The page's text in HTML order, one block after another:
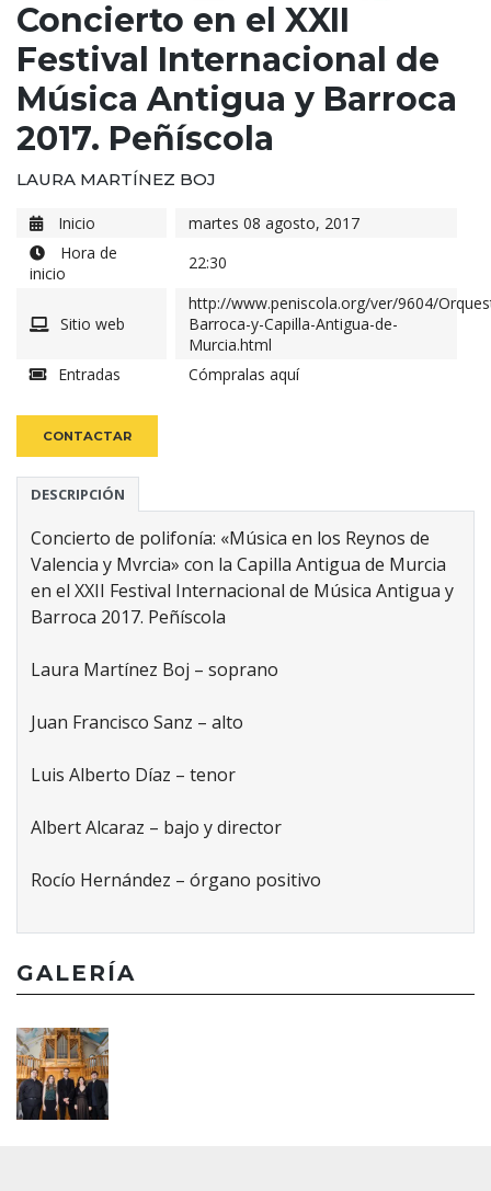
Concierto en el XXII
Festival Internacional de
Música Antigua y Barroca
2017. Peñíscola
LAURA MARTÍNEZ BOJ
Inicio
martes 08 agosto, 2017
Hora de
inicio
22:30
Sitio web
http://www.peniscola.org/ver/9604/
Barroca-y-Capilla-Antigua-de-
Murcia.html
Entradas
Cómpralas aquí
CONTACTAR
DESCRIPCIÓN
Concierto de polifonía: «Música en los Reynos de
Valencia y Mvrcia» con la Capilla Antigua de Murcia
en el XXII Festival Internacional de Música Antigua y
Barroca 2017. Peñíscola
Laura Martínez Boj – soprano
Juan Francisco Sanz – alto
Luis Alberto Díaz – tenor
Albert Alcaraz – bajo y director
Rocío Hernández – órgano positivo
GALERÍA